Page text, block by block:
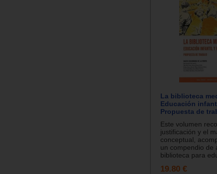
La biblioteca
Educación
Propuesta de
Este volumen
justificación y el
conceptual,
un compendio de
biblioteca para
19.80 €